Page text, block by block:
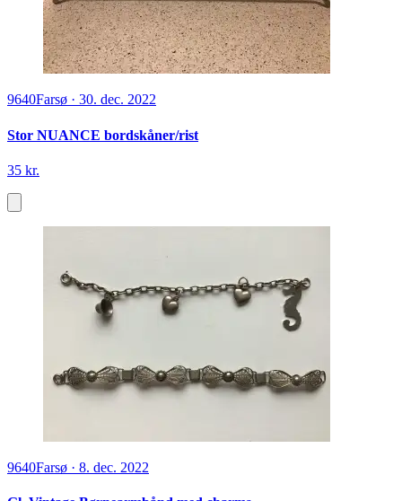
9640Farsø · 30. dec. 2022
Stor NUANCE bordskåner/rist
35 kr.
9640Farsø · 8. dec. 2022